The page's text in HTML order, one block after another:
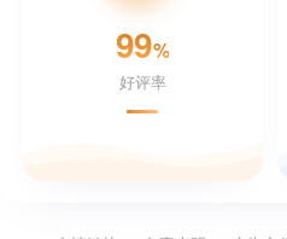
99%
好评率